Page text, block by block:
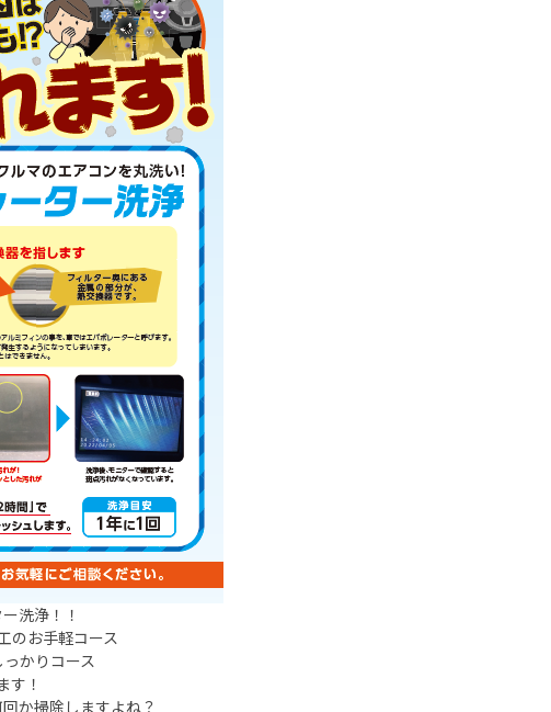
洗浄！！
のお手軽コース
っかりコース
す！
か掃除しますよね？